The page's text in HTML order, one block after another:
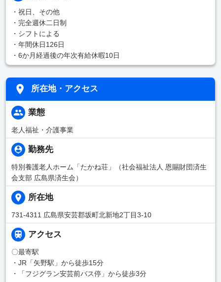
・祝日、その他
・完全週休二日制
・シフトによる
・年間休日126日
・6か月経過後の年次有給休暇10日
所在地・アクセス
業態
老人福祉・介護事業
勤務先
特別養護老人ホーム「たかね荘」（社会福祉法人 恩賜財団済生
会支部 広島県済生会）
所在地
731-4311 広島県安芸郡坂町北新地2丁目3-10
アクセス
〇最寄駅
・JR「矢野駅」から徒歩15分
・「フジグラン安芸前バス停」から徒歩3分